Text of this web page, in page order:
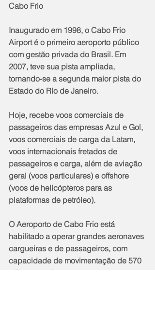
Cabo Frio
Inaugurado em 1998, o Cabo Frio
Airport é o primeiro aeroporto público
com gestão privada do Brasil. Em
2007, teve sua pista ampliada,
tornando-se a segunda maior pista do
Estado do Rio de Janeiro.
Hoje, recebe voos comerciais de
passageiros das empresas Azul e Gol,
voos comerciais de carga da Latam,
voos internacionais fretados de
passageiros e carga, além de aviação
geral (voos particulares) e offshore
(voos de helicópteros para as
plataformas de petróleo).
O Aeroporto de Cabo Frio está
habilitado a operar grandes aeronaves
cargueiras e de passageiros, com
capacidade de movimentação de 570
mil passageiros por ano.